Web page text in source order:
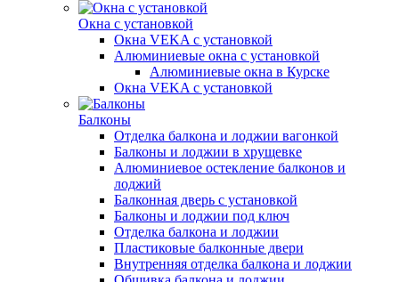
Окна с установкой
Окна VEKA с установкой
Алюминиевые окна с установкой
Алюминиевые окна в Курске
Окна VEKA с установкой
Балконы
Отделка балкона и лоджии вагонкой
Балконы и лоджии в хрущевке
Алюминиевое остекление балконов и
лоджий
Балконная дверь с установкой
Балконы и лоджии под ключ
Отделка балкона и лоджии
Пластиковые балконные двери
Внутренняя отделка балкона и лоджии